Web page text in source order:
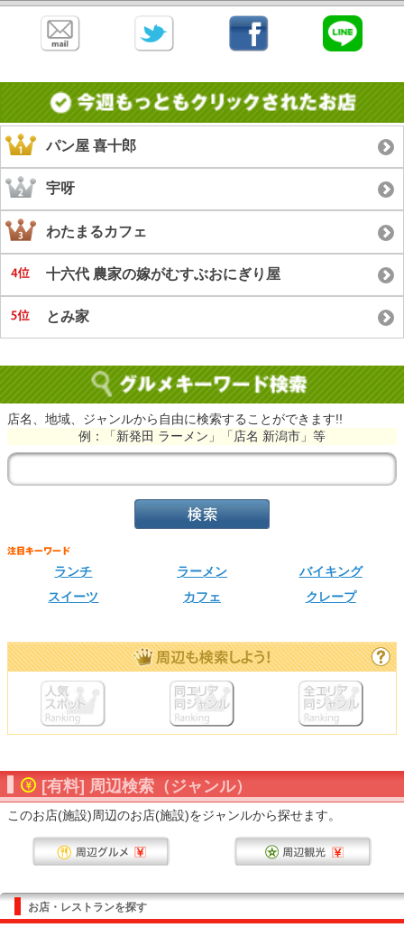
パン屋 喜十郎
宇呀
わたまるカフェ
十六代 農家の嫁がむすぶおにぎり屋
とみ家
店名、地域、ジャンルから自由に検索することができます!!
例：「新発田 ラーメン」「店名 新潟市」等
ランチ ラーメン
バイキング
スイーツ
カフェ クレープ
[有料] 周辺検索（ジャンル）
このお店(施設)周辺のお店(施設)をジャンルから探せます。
お店・レストランを探す